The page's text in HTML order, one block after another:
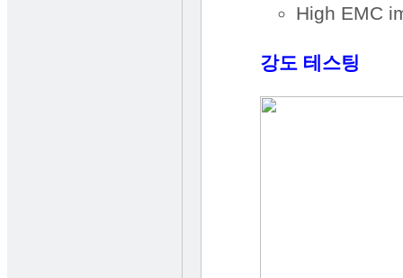
High EMC
강도 테스팅